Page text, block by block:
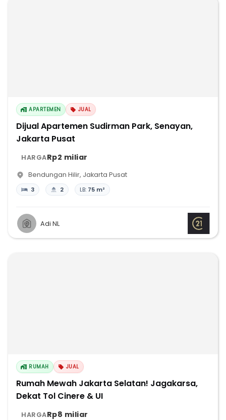
APARTEMEN JUAL
Dijual Apartemen Sudirman Park, Senayan,
Jakarta Pusat
HARGARp2 miliar
Bendungan Hilir, Jakarta Pusat
3 2 LB: 75 m²
Adi NL
RUMAH JUAL
Rumah Mewah Jakarta Selatan! Jagakarsa,
Dekat Tol Cinere & UI
HARGARp8 miliar